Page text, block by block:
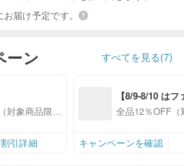
届け予定です。
ーン すべてを見る(7)
対象商品限
割引詳細
【8/9-8/10 は
員感謝デー】対
全品12％OFF（
キャンペーンを確認